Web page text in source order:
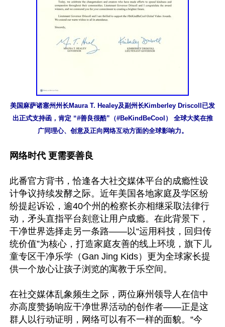
美国麻萨诸塞州州长Maura T. Healey及副州长Kimberley Driscoll已发
出正式支持函，肯定 “#善良很酷”（#BeKindBeCool） 全球大奖在推
广同理心、创意及正向网络互动方面的全球影响力。
网络时代 更需要善良
此番官方背书，恰逢各大社交媒体平台的成瘾性设
计争议持续发酵之际。近年美国各地家庭及学区纷
纷提起诉讼，逾40个州的检察长亦相继采取法律行
动，矛头直指平台刻意让用户成瘾。在此背景下，
干净世界选择走另一条路——以“运用科技，回归传
统价值”为核心，打造家庭友善的线上环境，旗下儿
童专区干净乐学（Gan Jing Kids）更为全球家长提
供一个放心让孩子浏览的寓教于乐空间。
在社交媒体乱象频生之际，两位麻州领导人在信中
亦高度赞扬响应干净世界活动的创作者——正是这
群人以行动证明，网络可以有不一样的面貌。“今